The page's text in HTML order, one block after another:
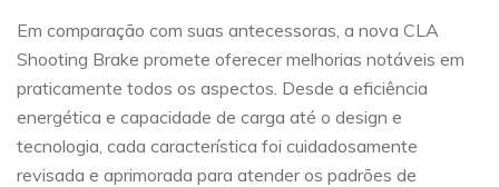
Em comparação com suas antecessoras, a nova CLA
Shooting Brake promete oferecer melhorias notáveis em
praticamente todos os aspectos. Desde a eficiência
energética e capacidade de carga até o design e
tecnologia, cada característica foi cuidadosamente
revisada e aprimorada para atender os padrões de